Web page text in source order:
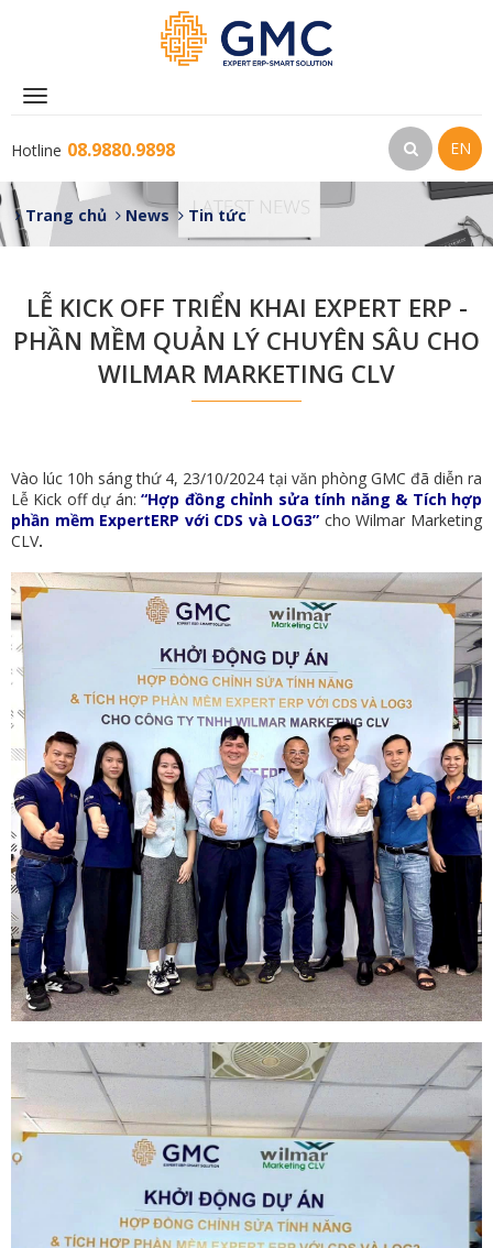
Toggle
Hotline 08.9880.9898 EN
Trang chủ News Tin tức
LỄ KICK OFF TRIỂN KHAI EXPERT ERP -
PHẦN MỀM QUẢN LÝ CHUYÊN SÂU CHO
WILMAR MARKETING CLV
Vào lúc 10h sáng thứ 4, 23/10/2024 tại văn phòng GMC đã diễn ra
Lễ Kick off dự án:“Hợp đồng chỉnh sửa tính năng & Tích hợp
phần mềm ExpertERP với CDS và LOG3” cho Wilmar Marketing
CLV.